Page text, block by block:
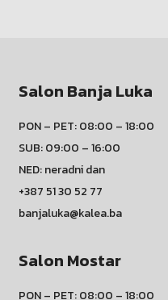
Salon Banja Luka
PON – PET: 08:00 – 18:00
SUB: 09:00 – 16:00
NED: neradni dan
+387 51 30 52 77
banjaluka@kalea.ba
Salon Mostar
PON – PET: 08:00 – 18:00